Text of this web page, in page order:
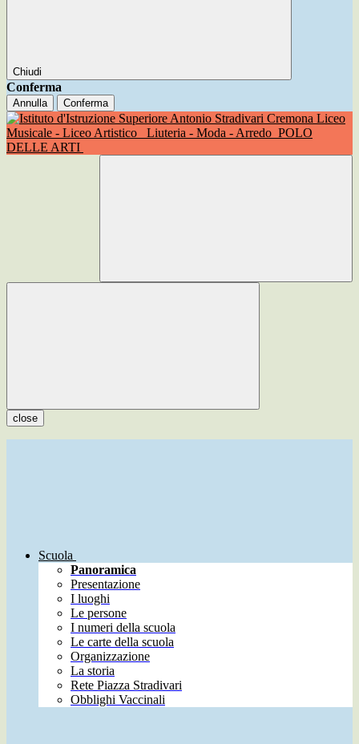
Chiudi
Conferma
Annulla Conferma
Liceo
Musicale - Liceo Artistico
Liuteria - Moda - Arredo POLO
DELLE ARTI
close
Scuola
Panoramica
Presentazione
I luoghi
Le persone
I numeri della scuola
Le carte della scuola
Organizzazione
La storia
Rete Piazza Stradivari
Obblighi Vaccinali